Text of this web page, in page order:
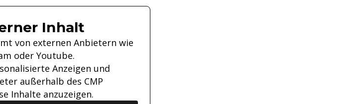
Inhalt
von externen Anbietern wie
oder Youtube.
Anzeigen und
außerhalb des CMP
Inhalte anzuzeigen.